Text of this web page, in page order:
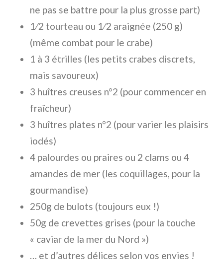
ne pas se battre pour la plus grosse part)
1⁄2 tourteau ou 1⁄2 araignée (250 g)
(même combat pour le crabe)
1 à 3 étrilles (les petits crabes discrets,
mais savoureux)
3 huîtres creuses n°2 (pour commencer en
fraîcheur)
3 huîtres plates n°2 (pour varier les plaisirs
iodés)
4 palourdes ou praires ou 2 clams ou 4
amandes de mer (les coquillages, pour la
gourmandise)
250g de bulots (toujours eux !)
50g de crevettes grises (pour la touche
« caviar de la mer du Nord »)
… et d’autres délices selon vos envies !